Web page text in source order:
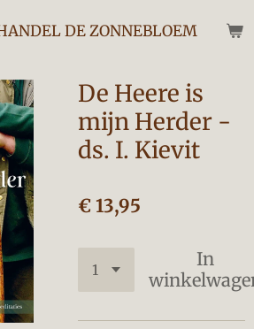
DE ZONNEBLOEM
De Heere is
mijn Herder -
ds. I. Kievit
€ 13,95
In